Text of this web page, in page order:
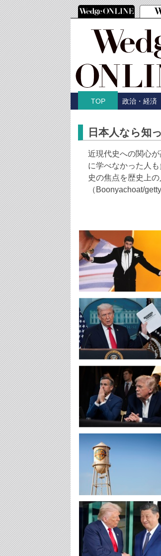
TOP 政治・経済
日本人なら知
近現代史への関心
に学べなかった人
史の焦点を歴史上
（Boonyachoat/